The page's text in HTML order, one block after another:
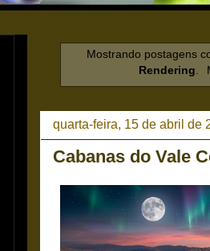
Mostrando postagens
Rendering.
quarta-feira, 15 de abril de
Cabanas do Vale